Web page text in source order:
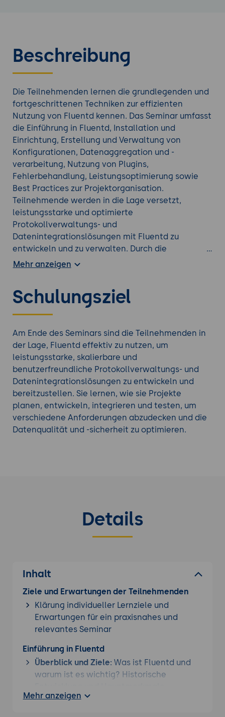
Beschreibung
Die Teilnehmenden lernen die grundlegenden und
fortgeschrittenen Techniken zur effizienten
Nutzung von Fluentd kennen. Das Seminar umfasst
die Einführung in Fluentd, Installation und
Einrichtung, Erstellung und Verwaltung von
Konfigurationen, Datenaggregation und -
verarbeitung, Nutzung von Plugins,
Fehlerbehandlung, Leistungsoptimierung sowie
Best Practices zur Projektorganisation.
Teilnehmende werden in die Lage versetzt,
leistungsstarke und optimierte
Protokollverwaltungs- und
Datenintegrationslösungen mit Fluentd zu
entwickeln und zu verwalten. Durch die
praxisorientierten Übungen und detaillierten
entwickeln, die in verschiedenen Bereichen wie
Protokollaggregation, Datenanalyse und
Dies trägt zur Verbesserung der Effizienz und
Qualität von Datenmanagement-Projekten in
ihrem Unternehmen bei.
Fluentd ist ein leistungsstarker und flexibler
Datenkollektor, der sich hervorragend für die
zentrale Verwaltung und Verarbeitung von Log-
und anderen Datenquellen eignet. Mit seiner
umfangreichen Plugin-Architektur, seiner Fähigkeit
zur Datenpufferung und Fehlerbehandlung sowie
hervorragende Balance zwischen Flexibilität,
Skalierbarkeit und Benutzerfreundlichkeit, was es
zu einer beliebten Wahl in der Datenintegrations-
Vertiefen Sie Ihr Wissen mit einem weiteren
Datenanalyse Seminar
aus unserem Angebot.
Mehr anzeigen
Schulungsziel
Am Ende des Seminars sind die Teilnehmenden in
der Lage, Fluentd effektiv zu nutzen, um
leistungsstarke, skalierbare und
benutzerfreundliche Protokollverwaltungs- und
Datenintegrationslösungen zu entwickeln und
bereitzustellen. Sie lernen, wie sie Projekte
planen, entwickeln, integrieren und testen, um
verschiedene Anforderungen abzudecken und die
Datenqualität und -sicherheit zu optimieren.
Details
Inhalt
Ziele und Erwartungen der Teilnehmenden
Klärung individueller Lernziele und
Erwartungen für ein praxisnahes und
relevantes Seminar
Einführung in Fluentd
Überblick und Ziele: Was ist Fluentd und
warum ist es wichtig? Historische
Anwendungsbereiche:
Mehr anzeigen